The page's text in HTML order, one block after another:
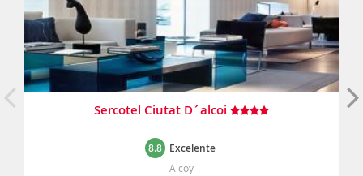
Sercotel Ciutat D´alcoi
8.8 Excelente
Alcoy